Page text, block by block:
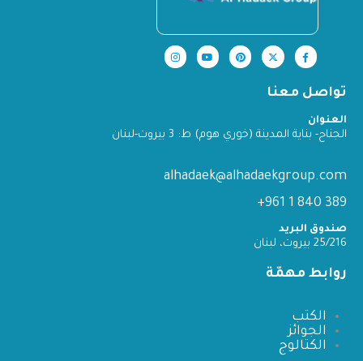
تواصل معنا
العنوان
الجناح- بناية المدينة (خوري هوم) ط: 3 بيروت-لبنان
alhadaek@alhadaekgroup.com
389 840 1 961+
صندوق البريد
25/216 بيروت، لبنان
روابط مهمّة
الكتب
الجوائز
الكتالوج